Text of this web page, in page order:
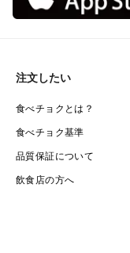
注文したい
食べチョクとは？
食べチョク基準
品質保証について
飲食店の方へ